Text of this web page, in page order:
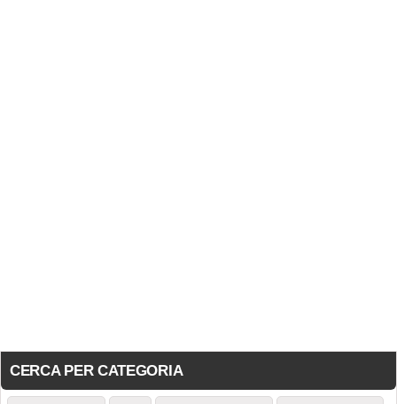
CERCA PER CATEGORIA